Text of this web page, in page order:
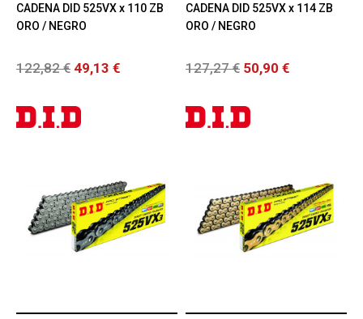
CADENA DID 525VX x 110 ZB
ORO / NEGRO
122,82 € 49,13 €
CADENA DID 525VX x 114 ZB
ORO / NEGRO
127,27 € 50,90 €